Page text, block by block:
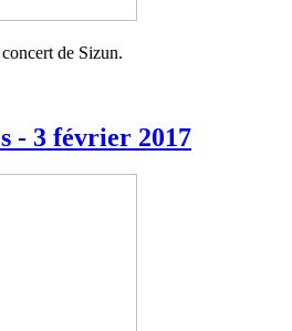
de Sizun.
- 3 février 2017